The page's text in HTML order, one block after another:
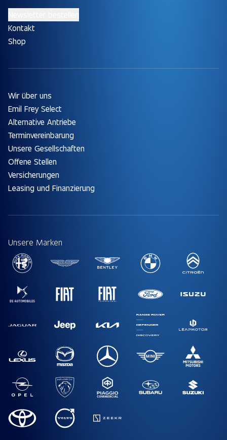
Kontakt
Shop
Wir über uns
Emil Frey Select
Alternative Antriebe
Terminvereinbarung
Unsere Gesellschaften
Offene Stellen
Versicherungen
Leasing und Finanzierung
Unsere Marken